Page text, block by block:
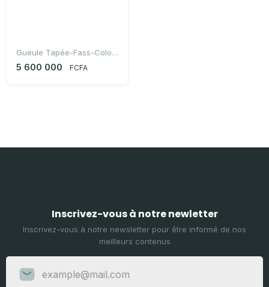
Gueule Tapée-Fass-Colobane, Dakar, Sénégal
5 600 000 FCFA
Inscrivez-vous à notre newletter
Inscrivez-vous à notre newsletter pour être informé de nos
meilleurs contenus